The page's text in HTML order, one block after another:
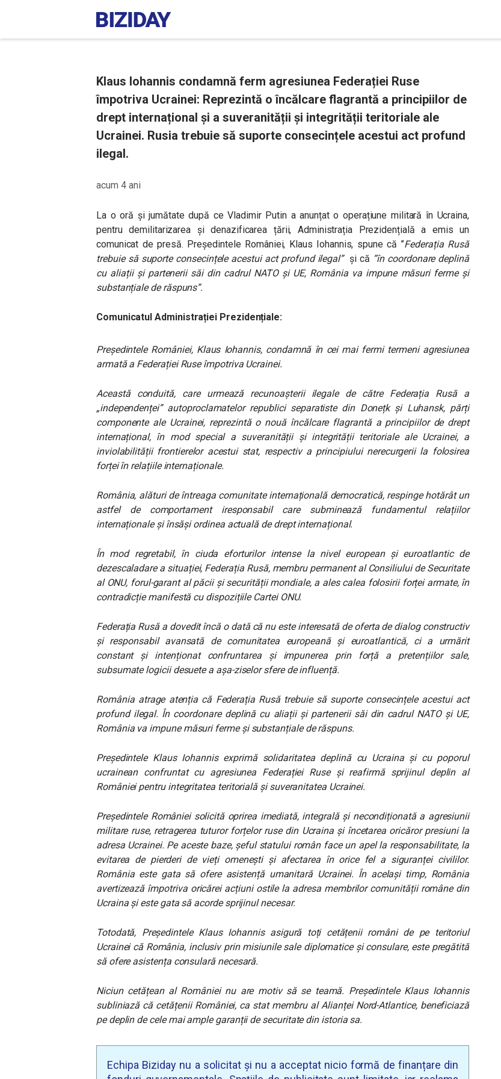
Klaus Iohannis condamnă ferm agresiunea Federației Ruse
împotriva Ucrainei: Reprezintă o încălcare flagrantă a principiilor de
drept internațional și a suveranității și integrității teritoriale ale
Ucrainei. Rusia trebuie să suporte consecințele acestui act profund
ilegal.
acum 4 ani
La o oră și jumătate după ce Vladimir Putin a anunțat o operațiune militară în Ucraina,
pentru demilitarizarea și denazificarea țării, Administrația Prezidențială a emis un
comunicat de presă. Președintele României, Klaus Iohannis, spune că ”Federația Rusă
trebuie să suporte consecințele acestui act profund ilegal”și că ”în coordonare deplină
cu aliații și partenerii săi din cadrul NATO și UE, România va impune măsuri ferme și
substanțiale de răspuns”.
Comunicatul Administrației Prezidențiale:
Președintele României, Klaus Iohannis, condamnă în cei mai fermi termeni agresiunea
armată a Federației Ruse împotriva Ucrainei.
Această conduită, care urmează recunoașterii ilegale de către Federația Rusă a
„independenței” autoproclamatelor republici separatiste din Donețk și Luhansk, părți
componente ale Ucrainei, reprezintă o nouă încălcare flagrantă a principiilor de drept
internațional, în mod special a suveranității și integrității teritoriale ale Ucrainei, a
inviolabilității frontierelor acestui stat, respectiv a principiului nerecurgerii la folosirea
forței în relațiile internaționale.
România, alături de întreaga comunitate internațională democratică, respinge hotărât un
astfel de comportament iresponsabil care subminează fundamentul relațiilor
internaționale și însăși ordinea actuală de drept internațional.
În mod regretabil, în ciuda eforturilor intense la nivel european și euroatlantic de
dezescaladare a situației, Federația Rusă, membru permanent al Consiliului de Securitate
al ONU, forul-garant al păcii și securității mondiale, a ales calea folosirii forței armate, în
contradicție manifestă cu dispozițiile Cartei ONU.
Federația Rusă a dovedit încă o dată că nu este interesată de oferta de dialog constructiv
și responsabil avansată de comunitatea europeană și euroatlantică, ci a urmărit
constant și intenționat confruntarea și impunerea prin forță a pretențiilor sale,
subsumate logicii desuete a așa-ziselor sfere de influență.
România atrage atenția că Federația Rusă trebuie să suporte consecințele acestui act
profund ilegal. În coordonare deplină cu aliații și partenerii săi din cadrul NATO și UE,
România va impune măsuri ferme și substanțiale de răspuns.
Președintele Klaus Iohannis exprimă solidaritatea deplină cu Ucraina și cu poporul
ucrainean confruntat cu agresiunea Federației Ruse și reafirmă sprijinul deplin al
României pentru integritatea teritorială și suveranitatea Ucrainei.
Președintele României solicită oprirea imediată, integrală și necondiționată a agresiunii
militare ruse, retragerea tuturor forțelor ruse din Ucraina și încetarea oricăror presiuni la
adresa Ucrainei. Pe aceste baze, șeful statului român face un apel la responsabilitate, la
evitarea de pierderi de vieți omenești și afectarea în orice fel a siguranței civililor.
România este gata să ofere asistență umanitară Ucrainei. În același timp, România
avertizează împotriva oricărei acțiuni ostile la adresa membrilor comunității române din
Ucraina și este gata să acorde sprijinul necesar.
Totodată, Președintele Klaus Iohannis asigură toți cetățenii români de pe teritoriul
Ucrainei că România, inclusiv prin misiunile sale diplomatice și consulare, este pregătită
să ofere asistența consulară necesară.
Niciun cetățean al României nu are motiv să se teamă. Președintele Klaus Iohannis
subliniază că cetățenii României, ca stat membru al Alianței Nord-Atlantice, beneficiază
pe deplin de cele mai ample garanții de securitate din istoria sa.
Echipa Biziday nu a solicitat și nu a acceptat nicio formă de finanțare din